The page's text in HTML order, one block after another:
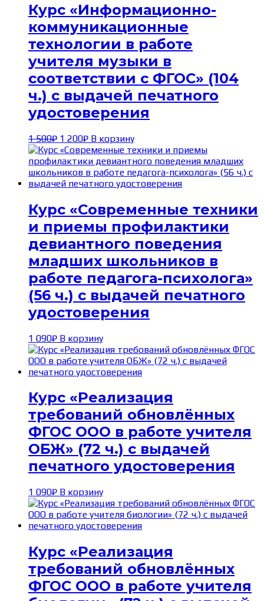
Курс «Информационно-
коммуникационные
технологии в работе
учителя музыки в
соответствии с ФГОС» (104
ч.) с выдачей печатного
удостоверения
1 500₽ Первоначальная
цена
составляла
1 500₽.
1 200₽Текущая
цена:
1 200₽.
В корзину
Курс «Современные техники
и приемы профилактики
девиантного поведения
младших школьников в
работе педагога-психолога»
(56 ч.) с выдачей печатного
удостоверения
1 090₽ В корзину
Курс «Реализация
требований обновлённых
ФГОС ООО в работе учителя
ОБЖ» (72 ч.) с выдачей
печатного удостоверения
1 090₽ В корзину
Курс «Реализация
требований обновлённых
ФГОС ООО в работе учителя